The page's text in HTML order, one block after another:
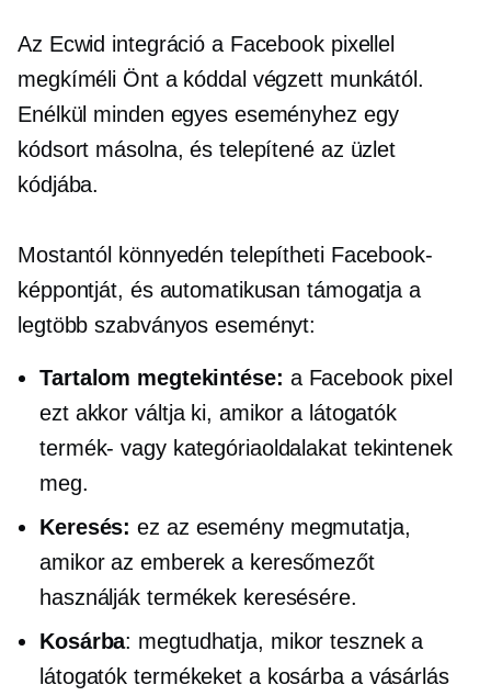
Az Ecwid integráció a Facebook pixellel
megkíméli Önt a kóddal végzett munkától.
Enélkül minden egyes eseményhez egy
kódsort másolna, és telepítené az üzlet
kódjába.
Mostantól könnyedén telepítheti Facebook-
képpontját, és automatikusan támogatja a
legtöbb szabványos eseményt:
Tartalom megtekintése: a Facebook pixel
ezt akkor váltja ki, amikor a látogatók
termék- vagy kategóriaoldalakat tekintenek
meg.
Keresés: ez az esemény megmutatja,
amikor az emberek a keresőmezőt
használják termékek keresésére.
Kosárba: megtudhatja, mikor tesznek a
látogatók termékeket a kosárba a vásárlás